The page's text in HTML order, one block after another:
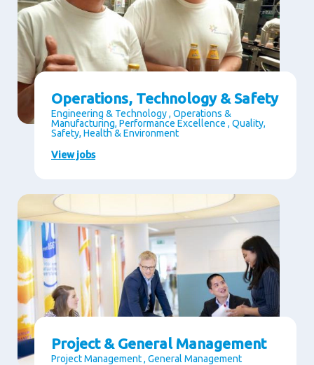
Operations, Technology & Safety
Engineering & Technology , Operations &
Manufacturing, Performance Excellence , Quality,
Safety, Health & Environment
View jobs
Project & General Management
Project Management , General Management